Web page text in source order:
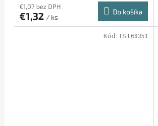
€1,07 bez DPH
€1,32 / ks
Do košíka
Kód: TST68351